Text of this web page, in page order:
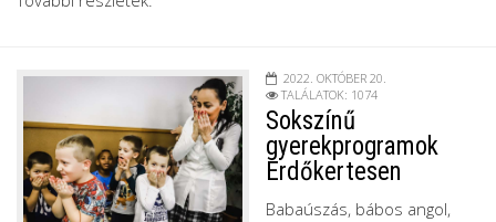
2022. OKTÓBER 20.
TALÁLATOK: 1074
Sokszínű
gyerekprogramok
Erdőkertesen
Babaúszás, bábos angol,